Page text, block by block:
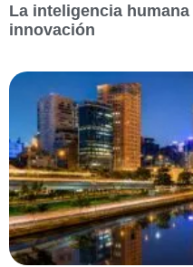
La inteligencia
innovación